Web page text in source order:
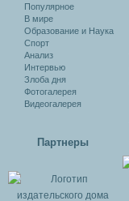
Популярное
В мире
Образование и Наука
Спорт
Анализ
Интервью
Злоба дня
Фотогалерея
Видеогалерея
Партнеры